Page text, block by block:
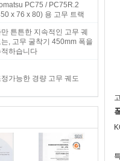
PC75 / PC75R.2
x 76 x 80) 용 고무 트랙
만 튼튼한 지속적인 고무 궤
는, 고무 굴착기 450mm 폭을
적하습니다
정가능한 경량 고무 궤도